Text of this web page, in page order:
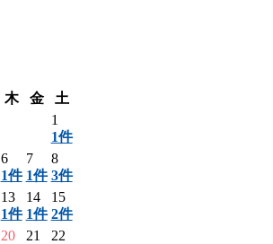
木 金
土
1
1件
6
1件
7
1件
8
3件
13
1件
14
1件
15
2件
20
21
22